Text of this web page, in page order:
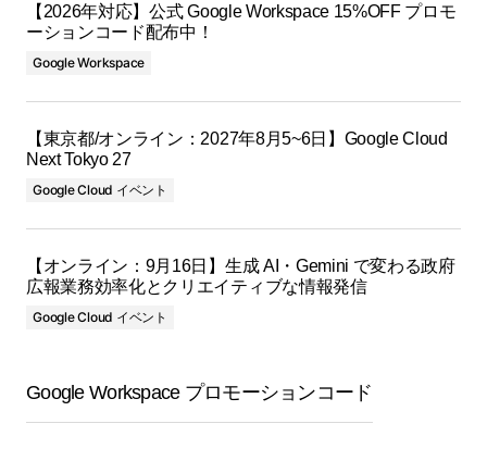
【2026年対応】公式 Google Workspace 15%OFF プロモ
ーションコード配布中！
Google Workspace
【東京都/オンライン：2027年8月5~6日】Google Cloud
Next Tokyo 27
Google Cloud イベント
【オンライン：9月16日】生成 AI・Gemini で変わる政府
広報業務効率化とクリエイティブな情報発信
Google Cloud イベント
Google Workspace プロモーションコード